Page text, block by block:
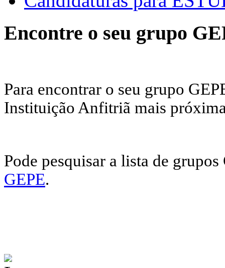
Encontre o seu grupo
Para encontrar o seu grupo
Instituição Anfitriã mais
Pode pesquisar a lista de
GEPE.